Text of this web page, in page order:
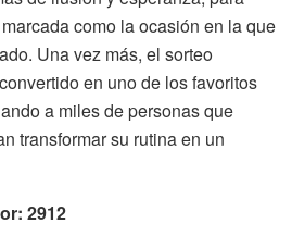
como la ocasión en la que
Una vez más, el sorteo
en uno de los favoritos
a miles de personas que
transformar su rutina en un
2912